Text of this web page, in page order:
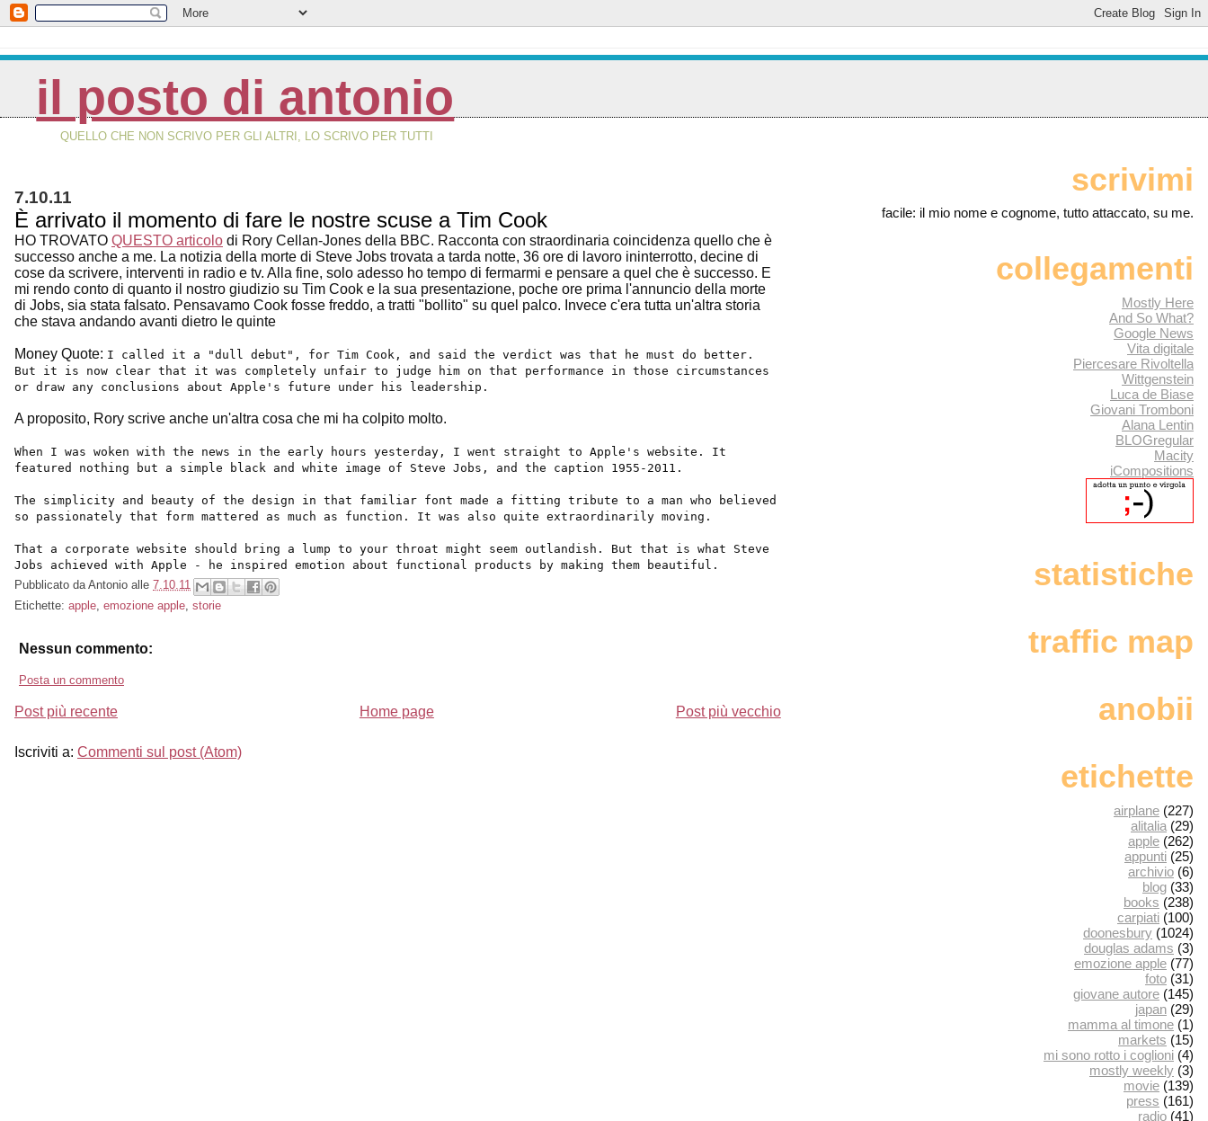
il posto di antonio
QUELLO CHE NON SCRIVO PER GLI ALTRI, LO SCRIVO PER TUTTI
7.10.11
È arrivato il momento di fare le nostre scuse a Tim Cook
HO TROVATO QUESTO articolo di Rory Cellan-Jones della BBC. Racconta con straordinaria coincidenza quello che è
successo anche a me. La notizia della morte di Steve Jobs trovata a tarda notte, 36 ore di lavoro ininterrotto, decine di
cose da scrivere, interventi in radio e tv. Alla fine, solo adesso ho tempo di fermarmi e pensare a quel che è successo. E
mi rendo conto di quanto il nostro giudizio su Tim Cook e la sua presentazione, poche ore prima l'annuncio della morte
di Jobs, sia stata falsato. Pensavamo Cook fosse freddo, a tratti "bollito" su quel palco. Invece c'era tutta un'altra storia
che stava andando avanti dietro le quinte
Money Quote: I called it a "dull debut", for Tim Cook, and said the verdict was that he must do better.
But it is now clear that it was completely unfair to judge him on that performance in those circumstances
or draw any conclusions about Apple's future under his leadership.
A proposito, Rory scrive anche un'altra cosa che mi ha colpito molto.
When I was woken with the news in the early hours yesterday, I went straight to Apple's website. It
featured nothing but a simple black and white image of Steve Jobs, and the caption 1955-2011.
The simplicity and beauty of the design in that familiar font made a fitting tribute to a man who believed
so passionately that form mattered as much as function. It was also quite extraordinarily moving.
That a corporate website should bring a lump to your throat might seem outlandish. But that is what Steve
Jobs achieved with Apple - he inspired emotion about functional products by making them beautiful.
Pubblicato da Antonio alle 7.10.11
Etichette: apple, emozione apple, storie
Nessun commento:
Posta un commento
Post più recente Post più vecchio
Home page
Iscriviti a: Commenti sul post (Atom)
scrivimi
facile: il mio nome e cognome, tutto attaccato, su me.
collegamenti
Mostly Here
And So What?
Google News
Vita digitale
Piercesare Rivoltella
Wittgenstein
Luca de Biase
Giovani Tromboni
Alana Lentin
BLOGregular
Macity
iCompositions
statistiche
traffic map
anobii
etichette
airplane (227)
alitalia (29)
apple (262)
appunti (25)
archivio (6)
blog (33)
books (238)
carpiati (100)
doonesbury (1024)
douglas adams (3)
emozione apple (77)
foto (31)
giovane autore (145)
japan (29)
mamma al timone (1)
markets (15)
mi sono rotto i coglioni (4)
mostly weekly (3)
movie (139)
press (161)
radio (41)